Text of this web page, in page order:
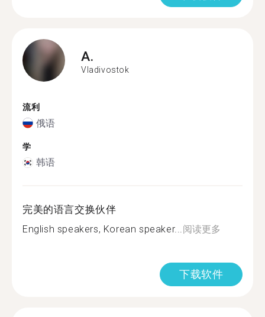
A.
Vladivostok
流利
俄语
学
韩语
完美的语言交换伙伴
English speakers, Korean speaker...阅读更多
下载软件